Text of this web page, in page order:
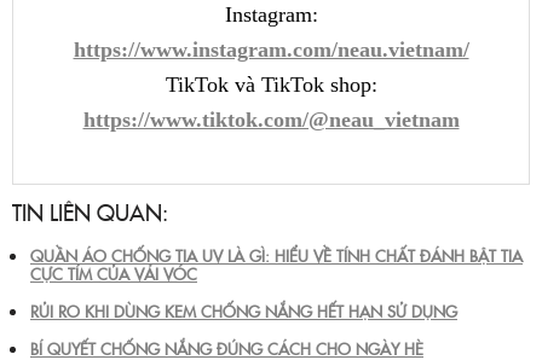
Instagram:
https://www.instagram.com/neau.vietnam/
TikTok và TikTok shop:
https://www.tiktok.com/@neau_vietnam
TIN LIÊN QUAN:
QUẦN ÁO CHỐNG TIA UV LÀ GÌ: HIỂU VỀ TÍNH CHẤT ĐÁNH BẬT TIA
CỰC TÍM CỦA VẢI VÓC
RỦI RO KHI DÙNG KEM CHỐNG NẮNG HẾT HẠN SỬ DỤNG
BÍ QUYẾT CHỐNG NẮNG ĐÚNG CÁCH CHO NGÀY HÈ